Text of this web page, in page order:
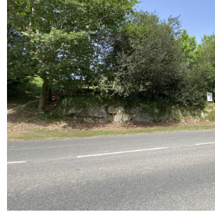
biens immobiliers à vendre à
Atlantique (64).
telles que la superficie, l’âge du
le stationnement et la commodité
ou d’achat.
vous aurez plus de
ou des locataires.
pour l'évaluation de votre maison